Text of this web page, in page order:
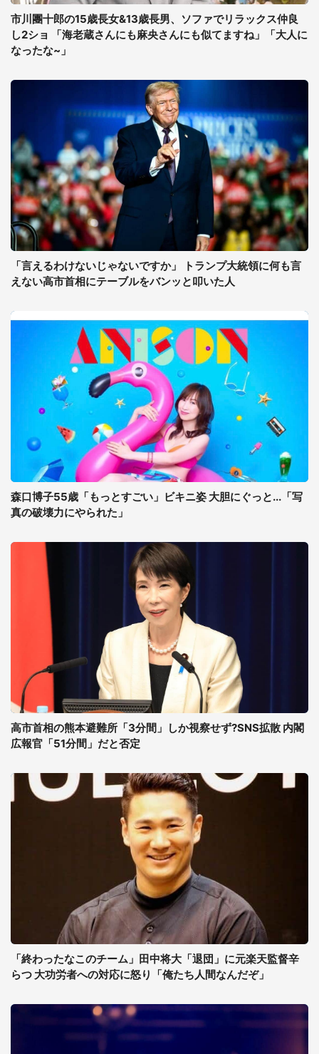
市川團十郎の15歳長女&13歳長男、ソファでリラックス仲良
し2ショ 「海老蔵さんにも麻央さんにも似てますね」「大人に
なったな~」
「言えるわけないじゃないですか」 トランプ大統領に何も言
えない高市首相にテーブルをバンッと叩いた人
森口博子55歳「もっとすごい」ビキニ姿 大胆にぐっと...「写
真の破壊力にやられた」
高市首相の熊本避難所「3分間」しか視察せず?SNS拡散 内閣
広報官「51分間」だと否定
「終わったなこのチーム」田中将大「退団」に元楽天監督辛
らつ 大功労者への対応に怒り「俺たち人間なんだぞ」